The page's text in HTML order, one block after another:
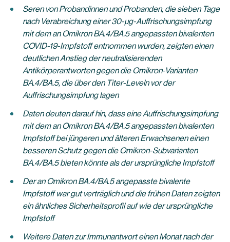
Seren von Probandinnen und Probanden, die sieben Tage
nach Verabreichung einer 30-µg-Auffrischungsimpfung
mit dem an Omikron BA.4/BA.5 angepassten bivalenten
COVID-19-Impfstoff entnommen wurden, zeigten einen
deutlichen Anstieg der neutralisierenden
Antikörperantworten gegen die Omikron-Varianten
BA.4/BA.5, die über den Titer-Leveln vor der
Auffrischungsimpfung lagen
Daten deuten darauf hin, dass eine Auffrischungsimpfung
mit dem an Omikron BA.4/BA.5 angepassten bivalenten
Impfstoff bei jüngeren und älteren Erwachsenen einen
besseren Schutz gegen die Omikron-Subvarianten
BA.4/BA.5 bieten könnte als der ursprüngliche Impfstoff
Der an Omikron BA.4/BA.5 angepasste bivalente
Impfstoff war gut verträglich und die frühen Daten zeigten
ein ähnliches Sicherheitsprofil auf wie der ursprüngliche
Impfstoff
Weitere Daten zur Immunantwort einen Monat nach der